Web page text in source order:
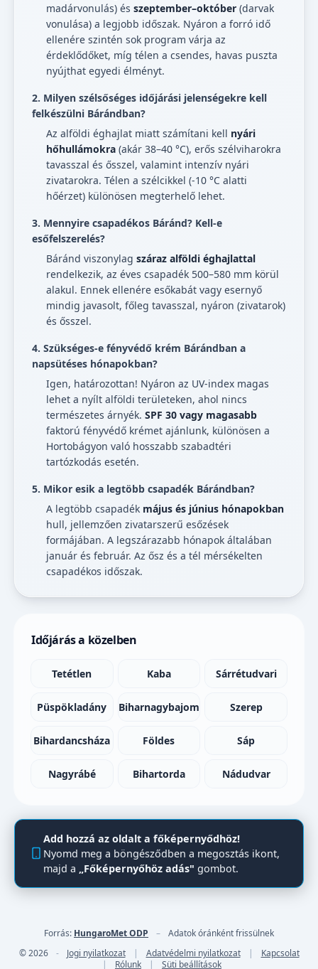
madárvonulás) és szeptember–október (darvak
vonulása) a legjobb időszak. Nyáron a forró idő
ellenére szintén sok program várja az
érdeklődőket, míg télen a csendes, havas puszta
nyújthat egyedi élményt.
2. Milyen szélsőséges időjárási jelenségekre kell
felkészülni Bárándban?
Az alföldi éghajlat miatt számítani kell nyári
hőhullámokra (akár 38–40 °C), erős szélviharokra
tavasszal és ősszel, valamint intenzív nyári
zivatarokra. Télen a szélcikkel (-10 °C alatti
hőérzet) különösen megterhelő lehet.
3. Mennyire csapadékos Báránd? Kell-e
esőfelszerelés?
Báránd viszonylag száraz alföldi éghajlattal
rendelkezik, az éves csapadék 500–580 mm körül
alakul. Ennek ellenére esőkabát vagy esernyő
mindig javasolt, főleg tavasszal, nyáron (zivatarok)
és ősszel.
4. Szükséges-e fényvédő krém Bárándban a
napsütéses hónapokban?
Igen, határozottan! Nyáron az UV-index magas
lehet a nyílt alföldi területeken, ahol nincs
természetes árnyék. SPF 30 vagy magasabb
faktorú fényvédő krémet ajánlunk, különösen a
Hortobágyon való hosszabb szabadtéri
tartózkodás esetén.
5. Mikor esik a legtöbb csapadék Bárándban?
A legtöbb csapadék május és június hónapokban
hull, jellemzően zivatarszerű esőzések
formájában. A legszárazabb hónapok általában
január és február. Az ősz és a tél mérsékelten
csapadékos időszak.
Időjárás a közelben
Tetétlen Kaba Sárrétudvari
Püspökladány Biharnagybajom Szerep
Bihardancsháza Földes Sáp
Nagyrábé Bihartorda Nádudvar
Add hozzá az oldalt a főképernyődhöz!
Nyomd meg a böngésződben a megosztás ikont,
majd a
„Főképernyőhöz adás" gombot.
Forrás: HungaroMet ODP –
Adatok óránként frissülnek
© 2026
- Jogi nyilatkozat | Adatvédelmi nyilatkozat |
Kapcsolat
|
Rólunk | Süti beállítások